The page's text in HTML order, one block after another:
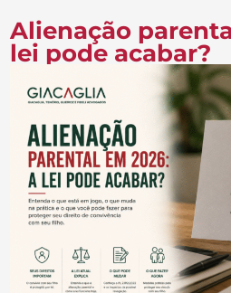
Alienação
lei pode acabar?